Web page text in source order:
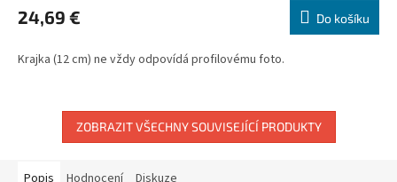
produktu
je
z
24,69 € Do košíku
Krajka (12 cm) ne vždy odpovídá profilovému foto.
ZOBRAZIT VŠECHNY SOUVISEJÍCÍ PRODUKTY